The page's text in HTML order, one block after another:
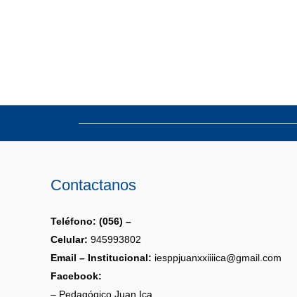
Contactanos
Teléfono: (056) –
Celular: 945993802
Email – Institucional: iesppjuanxxiiiica@gmail.com
Facebook:
– Pedagógico Juan Ica